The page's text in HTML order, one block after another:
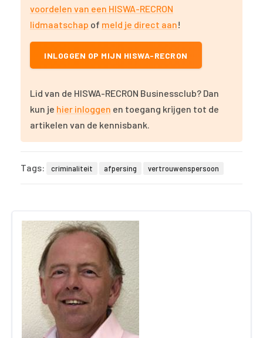
voordelen van een HISWA-RECRON
lidmaatschap of meld je direct aan!
INLOGGEN OP MIJN HISWA-RECRON
Lid van de HISWA-RECRON Businessclub? Dan
kun je hier inloggen en toegang krijgen tot de
artikelen van de kennisbank.
Tags: criminaliteit afpersing vertrouwenspersoon